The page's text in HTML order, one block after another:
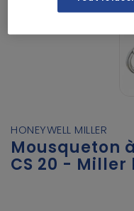
HONEYWELL MILLER
Mousqueton
CS 20 -